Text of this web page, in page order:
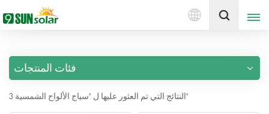
العربية
Deutsch
إقتبس
فئات المنتجات
3 النتائج التي تم العثور عليها ل "سياج الألواح الشمسية"